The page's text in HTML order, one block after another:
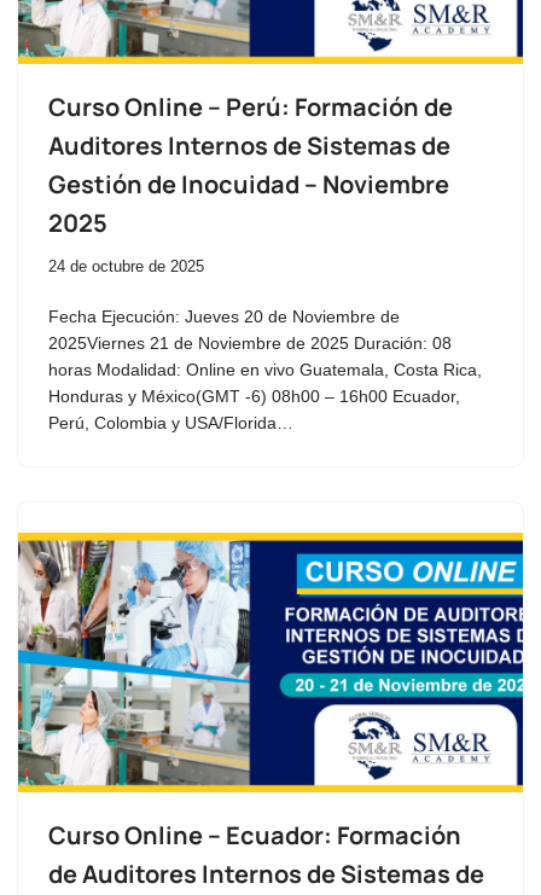
Curso Online – Perú: Formación de
Auditores Internos de Sistemas de
Gestión de Inocuidad – Noviembre
2025
24 de octubre de 2025
Fecha Ejecución: Jueves 20 de Noviembre de
2025Viernes 21 de Noviembre de 2025 Duración: 08
horas Modalidad: Online en vivo Guatemala, Costa Rica,
Honduras y México(GMT -6) 08h00 – 16h00 Ecuador,
Perú, Colombia y USA/Florida…
Curso Online – Ecuador: Formación
de Auditores Internos de Sistemas de